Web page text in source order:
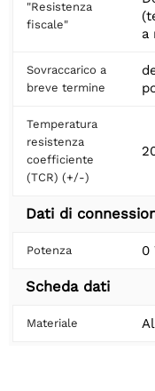
"Resistenza
fiscale"
a
Sovraccarico a
breve termine
Temperatura
resistenza
coefficiente
(TCR) (+/-)
Dati di
Potenza 0
Scheda dati
Materiale